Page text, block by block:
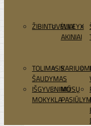
ŽIBINTUVĖLIAI
WILEYX
AKINIAI
TOLIMASIS
ŠAUDYMAS
IŠGYVENIMO
MOKYKLA
MŪSŲ